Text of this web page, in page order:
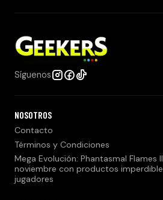
Síguenos
NOSOTROS
Contacto
Términos y Condiciones
Mega Evolución: Phantasmal Flames
noviembre con productos
jugadores